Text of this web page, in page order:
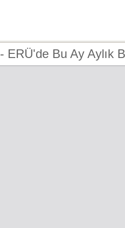
ERÜ'de Bu Ay Aylık